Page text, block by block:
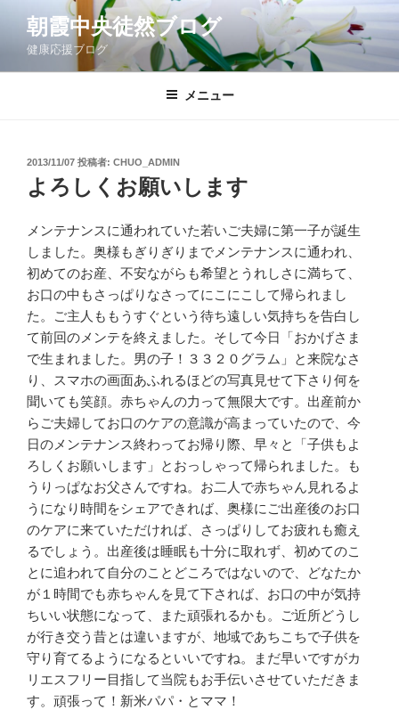
ン
朝霞中央徒然ブログ
健康応援ブログ
メニュー
投
日:
2013/11/07 投稿者: CHUO_ADMIN
よろしくお願いします
メンテナンスに通われていた若いご夫婦に第一子が誕生
しました。奥様もぎりぎりまでメンテナンスに通われ、
初めてのお産、不安ながらも希望とうれしさに満ちて、
お口の中もさっぱりなさってにこにこして帰られまし
た。ご主人ももうすぐという待ち遠しい気持ちを告白し
て前回のメンテを終えました。そして今日「おかげさま
で生まれました。男の子！３３２０グラム」と来院なさ
り、スマホの画面あふれるほどの写真見せて下さり何を
聞いても笑顔。赤ちゃんの力って無限大です。出産前か
らご夫婦してお口のケアの意識が高まっていたので、今
日のメンテナンス終わってお帰り際、早々と「子供もよ
ろしくお願いします」とおっしゃって帰られました。も
うりっぱなお父さんですね。お二人で赤ちゃん見れるよ
うになり時間をシェアできれば、奥様にご出産後のお口
のケアに来ていただければ、さっぱりしてお疲れも癒え
るでしょう。出産後は睡眠も十分に取れず、初めてのこ
とに追われて自分のことどころではないので、どなたか
が１時間でも赤ちゃんを見て下されば、お口の中が気持
ちいい状態になって、また頑張れるかも。ご近所どうし
が行き交う昔とは違いますが、地域であちこちで子供を
守り育てるようになるといいですね。まだ早いですがカ
リエスフリー目指して当院もお手伝いさせていただきま
す。頑張って！新米パパ・とママ！